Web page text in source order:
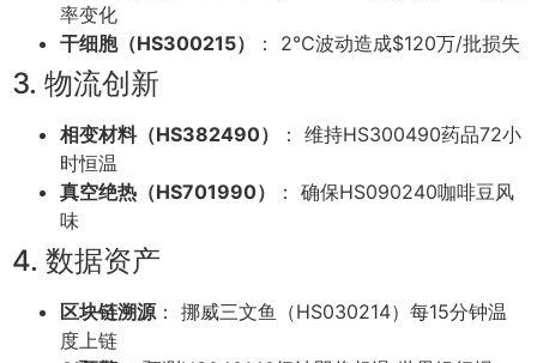
率变化
干细胞（HS300215）
： 2℃波动造成$120万/批损失
3. 物流创新
相变材料（HS382490）
： 维持HS300490药品72小
时恒温
真空绝热（HS701990）
： 确保HS090240咖啡豆风
味
4. 数据资产
区块链溯源 ： 挪威三文鱼（HS030214）每15分钟温
度上链